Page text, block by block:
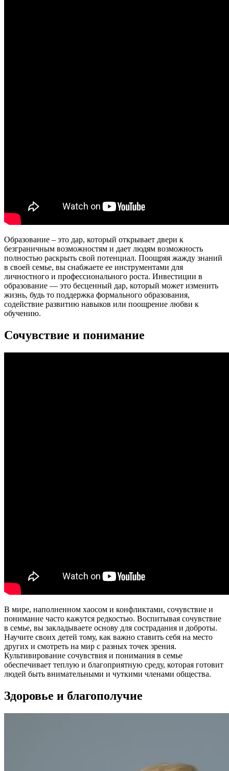
Образование – это дар, который открывает двери к
безграничным возможностям и дает людям возможность
полностью раскрыть свой потенциал. Поощряя жажду знаний
в своей семье, вы снабжаете ее инструментами для
личностного и профессионального роста. Инвестиции в
образование — это бесценный дар, который может изменить
жизнь, будь то поддержка формального образования,
содействие развитию навыков или поощрение любви к
обучению.
Сочувствие и понимание
В мире, наполненном хаосом и конфликтами, сочувствие и
понимание часто кажутся редкостью. Воспитывая сочувствие
в семье, вы закладываете основу для сострадания и доброты.
Научите своих детей тому, как важно ставить себя на место
других и смотреть на мир с разных точек зрения.
Культивирование сочувствия и понимания в семье
обеспечивает теплую и благоприятную среду, которая готовит
людей быть внимательными и чуткими членами общества.
Здоровье и благополучие